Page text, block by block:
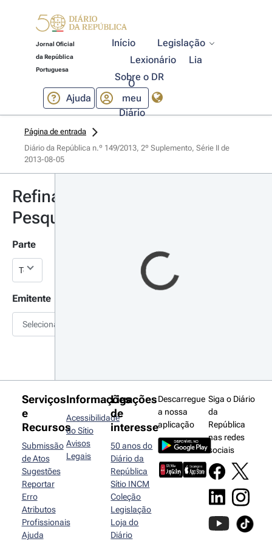
Jornal Oficial
da República
Portuguesa
Início
Legislação
Lexionário
Lia
Sobre o DR
Ajuda
O
meu
Diário
Página de entrada
Diário da República n.º 149/2013, 2º Suplemento, Série II de
2013-08-05
Refinar
Pesquisa
Parte
Emitente
Selecionar
Serviços
e
Recursos
Submissão
de Atos
Sugestões
Reportar
Erro
Atributos
Profissionais
Ajuda
Informações
Acessibilidade
do Sítio
Avisos
Legais
Ligações
de
interesse
50 anos do
Diário da
República
Sítio INCM
Coleção
Legislação
Loja do
Diário
Descarregue
a nossa
aplicação
Siga o Diário
da
República
nas redes
sociais